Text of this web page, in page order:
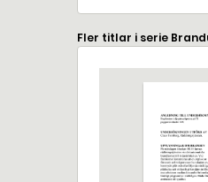
Fler titlar i serie